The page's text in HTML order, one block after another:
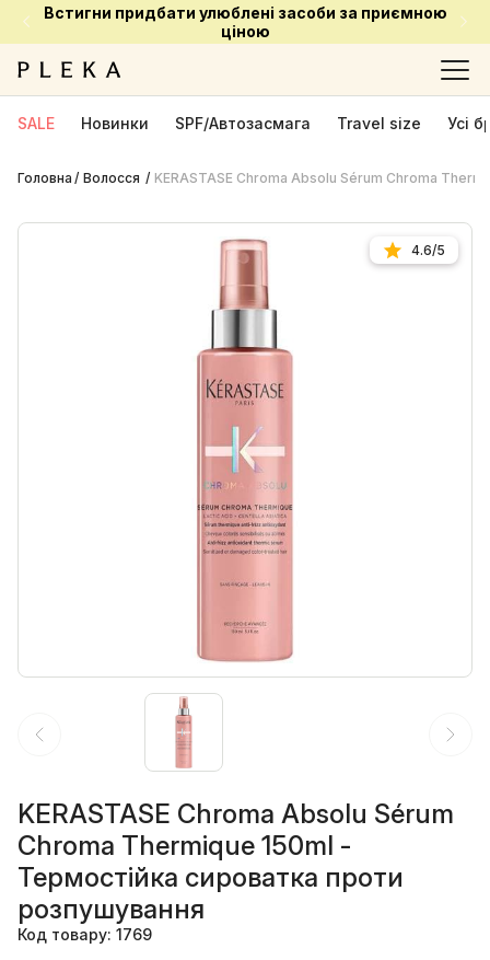
Встигни придбати улюблені засоби за приємною
ціною
SALE Новинки SPF/Автозасмага Travel size Усі
Головна Волосся KERASTASE Chroma Absolu Sérum Chroma
4.6/5
KERASTASE Chroma Absolu Sérum
Chroma Thermique 150ml -
Термостійка сироватка проти
розпушування
Код товару: 1769